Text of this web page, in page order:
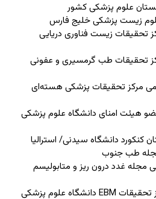
علوم پزشکی کشور
زیست پزشکی خلیج فارس
زیست فناوری دریایی
تحقیقات طب گرمسیری و عفونی
مرکز تحقیقات پزشکی هسته‌ای
هیئت امنای دانشگاه علوم پزشکی
کنکورد دانشگاه سیدنی/ استرالیا
طب جنوب
غدد درون ریز و متابولیسم
مؤسس و عضو مرکز تحقیقات EBM دانشگاه علوم پزشکی